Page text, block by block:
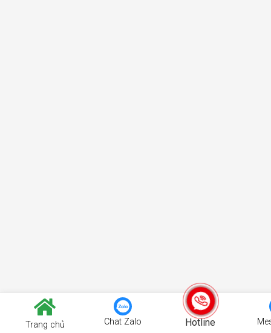
Trang chủ Chat Zalo Hotline